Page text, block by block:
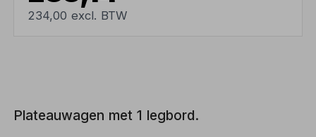
234,00 excl. BTW
Plateauwagen met 1 legbord.